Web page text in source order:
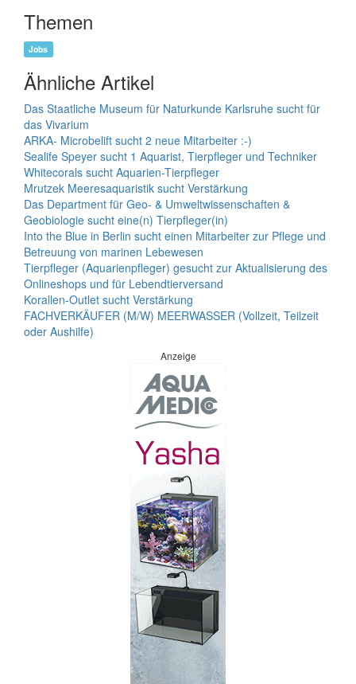
Themen
Jobs
Ähnliche Artikel
Das Staatliche Museum für Naturkunde Karlsruhe sucht für
das Vivarium
ARKA- Microbelift sucht 2 neue Mitarbeiter :-)
Sealife Speyer sucht 1 Aquarist, Tierpfleger und Techniker
Whitecorals sucht Aquarien-Tierpfleger
Mrutzek Meeresaquaristik sucht Verstärkung
Das Department für Geo- & Umweltwissenschaften &
Geobiologie sucht eine(n) Tierpfleger(in)
Into the Blue in Berlin sucht einen Mitarbeiter zur Pflege und
Betreuung von marinen Lebewesen
Tierpfleger (Aquarienpfleger) gesucht zur Aktualisierung des
Onlineshops und für Lebendtierversand
Korallen-Outlet sucht Verstärkung
FACHVERKÄUFER (M/W) MEERWASSER (Vollzeit, Teilzeit
oder Aushilfe)
Anzeige